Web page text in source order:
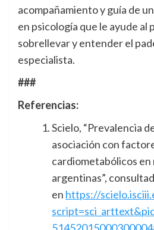
acompañamiento y guía de
en psicología que le ayude al
sobrellevar y entender el
especialista.
###
Referencias:
Scielo, “Prevalencia
asociación con
cardiometabólicos en
argentinas”,
en https://